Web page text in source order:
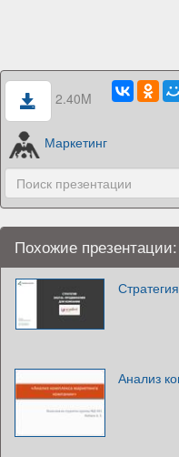
2.40M
Маркетинг
Похожие презентации:
Анализ